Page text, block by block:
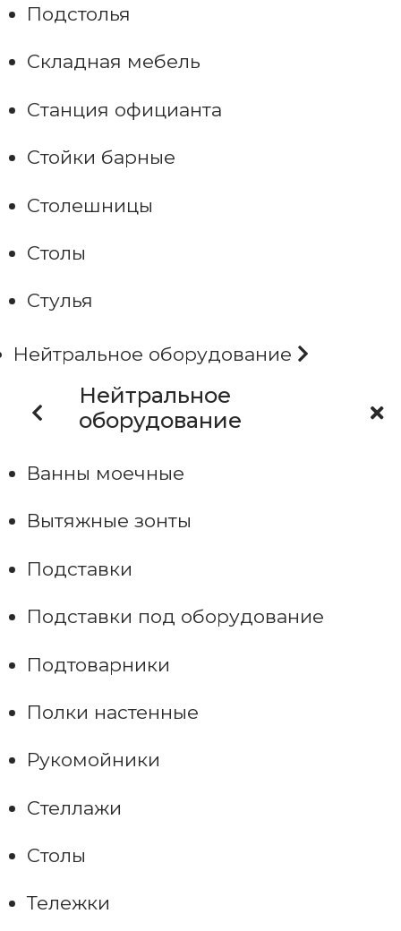
Подстолья
Складная мебель
Станция официанта
Стойки барные
Столешницы
Столы
Стулья
Нейтральное оборудование
Нейтральное
оборудование
Ванны моечные
Вытяжные зонты
Подставки
Подставки под оборудование
Подтоварники
Полки настенные
Рукомойники
Стеллажи
Столы
Тележки